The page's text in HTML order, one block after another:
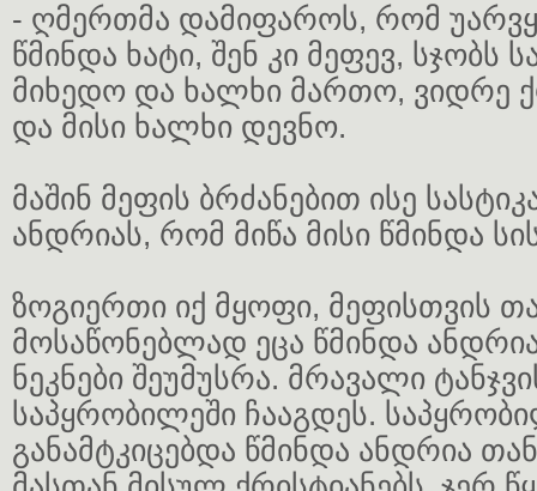
- ღმერთმა დამიფაროს, რომ
წმინდა ხატი, შენ კი მეფევ, სჯობს
მიხედო და ხალხი მართო, ვიდრე
და მისი ხალხი დევნო.
მაშინ მეფის ბრძანებით ისე
ანდრიას, რომ მიწა მისი წმინდა
ზოგიერთი იქ მყოფი, მეფისთვის
მოსაწონებლად ეცა წმინდა
ნეკნები შეუმუსრა. მრავალი
საპყრობილეში ჩააგდეს.
განამტკიცებდა წმინდა ანდრია